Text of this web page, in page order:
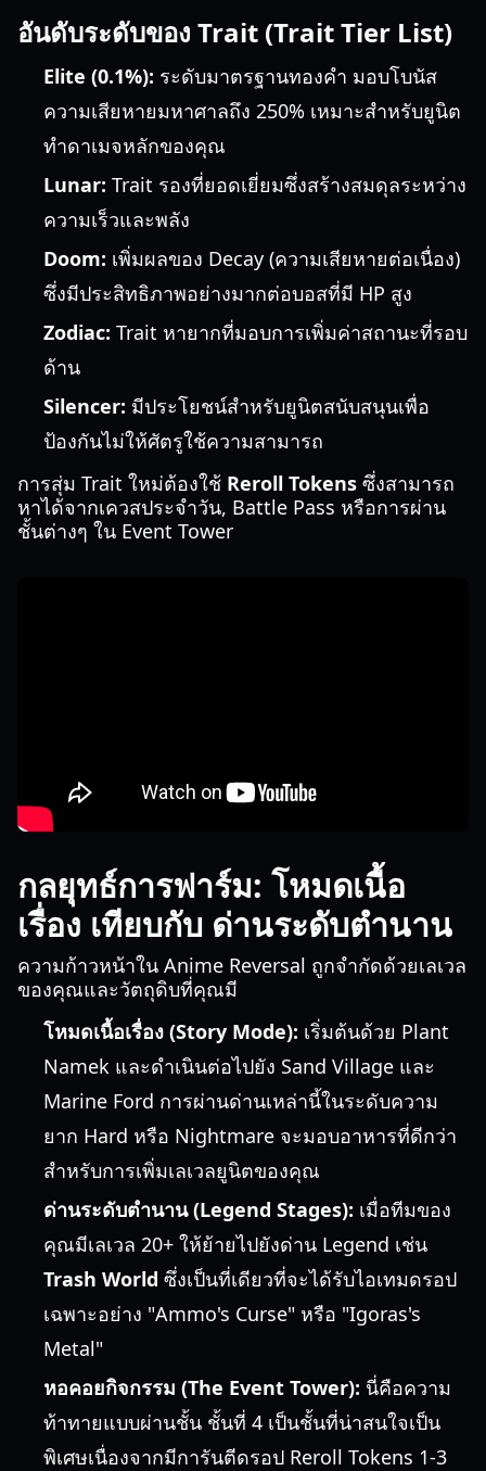
อันดับระดับของ Trait (Trait Tier List)
Elite (0.1%): ระดับมาตรฐานทองคำ มอบโบนัส
ความเสียหายมหาศาลถึง 250% เหมาะสำหรับยูนิต
ทำดาเมจหลักของคุณ
Lunar: Trait รองที่ยอดเยี่ยมซึ่งสร้างสมดุลระหว่าง
ความเร็วและพลัง
Doom: เพิ่มผลของ Decay (ความเสียหายต่อเนื่อง)
ซึ่งมีประสิทธิภาพอย่างมากต่อบอสที่มี HP สูง
Zodiac: Trait หายากที่มอบการเพิ่มค่าสถานะที่รอบ
ด้าน
Silencer: มีประโยชน์สำหรับยูนิตสนับสนุนเพื่อ
ป้องกันไม่ให้ศัตรูใช้ความสามารถ
การสุ่ม Trait ใหม่ต้องใช้ Reroll Tokens ซึ่งสามารถ
หาได้จากเควสประจำวัน, Battle Pass หรือการผ่าน
ชั้นต่างๆ ใน Event Tower
กลยุทธ์การฟาร์ม: โหมดเนื้อ
เรื่อง เทียบกับ ด่านระดับตำนาน
ความก้าวหน้าใน Anime Reversal ถูกจำกัดด้วยเลเวล
ของคุณและวัตถุดิบที่คุณมี
โหมดเนื้อเรื่อง (Story Mode): เริ่มต้นด้วย Plant
Namek และดำเนินต่อไปยัง Sand Village และ
Marine Ford การผ่านด่านเหล่านี้ในระดับความ
ยาก Hard หรือ Nightmare จะมอบอาหารที่ดีกว่า
สำหรับการเพิ่มเลเวลยูนิตของคุณ
ด่านระดับตำนาน (Legend Stages): เมื่อทีมของ
คุณมีเลเวล 20+ ให้ย้ายไปยังด่าน Legend เช่น
Trash World ซึ่งเป็นที่เดียวที่จะได้รับไอเทมดรอป
เฉพาะอย่าง "Ammo's Curse" หรือ "Igoras's
Metal"
หอคอยกิจกรรม (The Event Tower): นี่คือความ
ท้าทายแบบผ่านชั้น ชั้นที่ 4 เป็นชั้นที่น่าสนใจเป็น
พิเศษเนื่องจากมีการันตีดรอป Reroll Tokens 1-3